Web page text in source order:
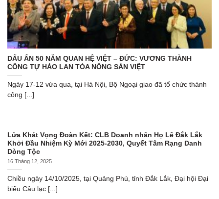
DẤU ẤN 50 NĂM QUAN HỆ VIỆT – ĐỨC: VƯƠNG THÀNH
CÔNG TỰ HÀO LAN TỎA NÔNG SẢN VIỆT
Ngày 17-12 vừa qua, tại Hà Nội, Bộ Ngoại giao đã tổ chức thành
công [...]
Lửa Khát Vọng Đoàn Kết: CLB Doanh nhân Họ Lê Đắk Lắk
Khởi Đầu Nhiệm Kỳ Mới 2025-2030, Quyết Tâm Rạng Danh
Dòng Tộc
16 Tháng 12, 2025
Chiều ngày 14/10/2025, tại Quảng Phú, tỉnh Đắk Lắk, Đại hội Đại
biểu Câu lạc [...]